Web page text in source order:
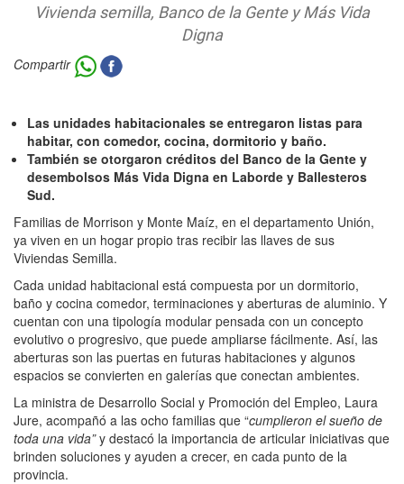
Vivienda semilla, Banco de la Gente y Más Vida
Digna
Compartir
Las unidades habitacionales se entregaron listas para
habitar, con comedor, cocina, dormitorio y baño.
También se otorgaron créditos del Banco de la Gente y
desembolsos Más Vida Digna en Laborde y Ballesteros
Sud.
Familias de Morrison y Monte Maíz, en el departamento Unión,
ya viven en un hogar propio tras recibir las llaves de sus
Viviendas Semilla.
Cada unidad habitacional está compuesta por un dormitorio,
baño y cocina comedor, terminaciones y aberturas de aluminio. Y
cuentan con una tipología modular pensada con un concepto
evolutivo o progresivo, que puede ampliarse fácilmente. Así, las
aberturas son las puertas en futuras habitaciones y algunos
espacios se convierten en galerías que conectan ambientes.
La ministra de Desarrollo Social y Promoción del Empleo, Laura
Jure, acompañó a las ocho familias que “cumplieron el sueño de
toda una vida”y destacó la importancia de articular iniciativas que
brinden soluciones y ayuden a crecer, en cada punto de la
provincia.